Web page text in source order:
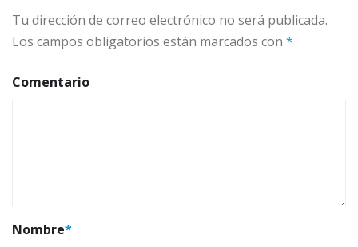
Tu dirección de correo electrónico no será publicada.
Los campos obligatorios están marcados con *
Comentario
Nombre*